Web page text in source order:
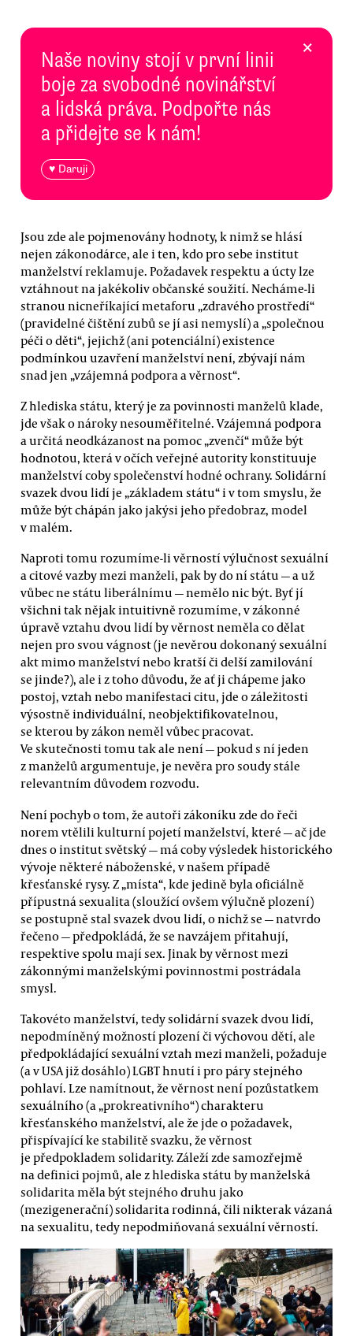
Naše noviny stojí v první linii
boje za svobodné novinářství
a lidská práva. Podpořte nás
a přidejte se k nám!
♥ Daruji
×
Jsou zde ale pojmenovány hodnoty, k nimž se hlásí
nejen zákonodárce, ale i ten, kdo pro sebe institut
manželství reklamuje. Požadavek respektu a úcty lze
vztáhnout na jakékoliv občanské soužití. Necháme-li
stranou nicneříkající metaforu „zdravého prostředí“
(pravidelné čištění zubů se jí asi nemyslí) a „společnou
péči o děti“, jejichž (ani potenciální) existence
podmínkou uzavření manželství není, zbývají nám
snad jen „vzájemná podpora a věrnost“.
Z hlediska státu, který je za povinnosti manželů klade,
jde však o nároky nesouměřitelné. Vzájemná podpora
a určitá neodkázanost na pomoc „zvenčí“ může být
hodnotou, která v očích veřejné autority konstituuje
manželství coby společenství hodné ochrany. Solidární
svazek dvou lidí je „základem státu“ i v tom smyslu, že
může být chápán jako jakýsi jeho předobraz, model
v malém.
Naproti tomu rozumíme-li věrností výlučnost sexuální
a citové vazby mezi manželi, pak by do ní státu — a už
vůbec ne státu liberálnímu — nemělo nic být. Byť jí
všichni tak nějak intuitivně rozumíme, v zákonné
úpravě vztahu dvou lidí by věrnost neměla co dělat
nejen pro svou vágnost (je nevěrou dokonaný sexuální
akt mimo manželství nebo kratší či delší zamilování
se jinde?), ale i z toho důvodu, že ať ji chápeme jako
postoj, vztah nebo manifestaci citu, jde o záležitosti
výsostně individuální, neobjektifikovatelnou,
se kterou by zákon neměl vůbec pracovat.
Ve skutečnosti tomu tak ale není — pokud s ní jeden
z manželů argumentuje, je nevěra pro soudy stále
relevantním důvodem rozvodu.
Není pochyb o tom, že autoři zákoníku zde do řeči
norem vtělili kulturní pojetí manželství, které — ač jde
dnes o institut světský — má coby výsledek historického
vývoje některé náboženské, v našem případě
křesťanské rysy. Z „místa“, kde jedině byla oficiálně
přípustná sexualita (sloužící ovšem výlučně plození)
se postupně stal svazek dvou lidí, o nichž se — natvrdo
řečeno — předpokládá, že se navzájem přitahují,
respektive spolu mají sex. Jinak by věrnost mezi
zákonnými manželskými povinnostmi postrádala
smysl.
Takovéto manželství, tedy solidární svazek dvou lidí,
nepodmíněný možností plození či výchovou dětí, ale
předpokládající sexuální vztah mezi manželi, požaduje
(a v USA již dosáhlo) LGBT hnutí i pro páry stejného
pohlaví. Lze namítnout, že věrnost není pozůstatkem
sexuálního (a „prokreativního“) charakteru
křesťanského manželství, ale že jde o požadavek,
přispívající ke stabilitě svazku, že věrnost
je předpokladem solidarity. Záleží zde samozřejmě
na definici pojmů, ale z hlediska státu by manželská
solidarita měla být stejného druhu jako
(mezigenerační) solidarita rodinná, čili nikterak vázaná
na sexualitu, tedy nepodmiňovaná sexuální věrností.